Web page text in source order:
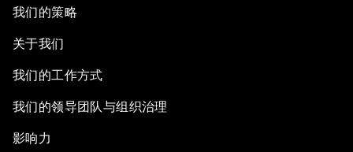
我们的策略
关于我们
我们的工作方式
我们的领导团队与组织治理
影响力